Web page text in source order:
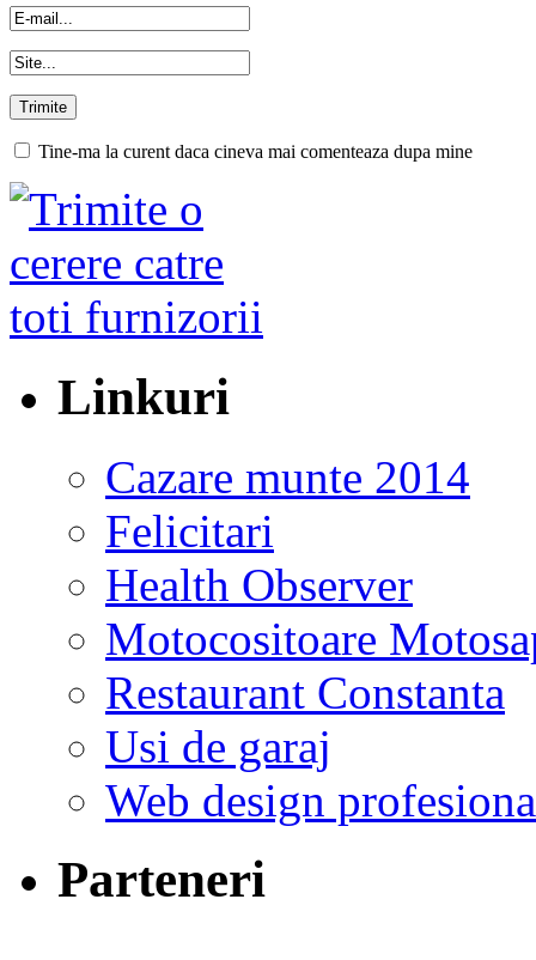
Tine-ma la curent daca cineva mai comenteaza dupa mine
Linkuri
Cazare munte 2014
Felicitari
Health Observer
Motocositoare
Restaurant Constanta
Usi de garaj
Web design
Parteneri